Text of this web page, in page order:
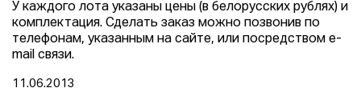
У каждого лота указаны цены (в белорусских рублях) и
комплектация. Сделать заказ можно позвонив по
телефонам, указанным на сайте, или посредством e-
mail связи.
11.06.2013